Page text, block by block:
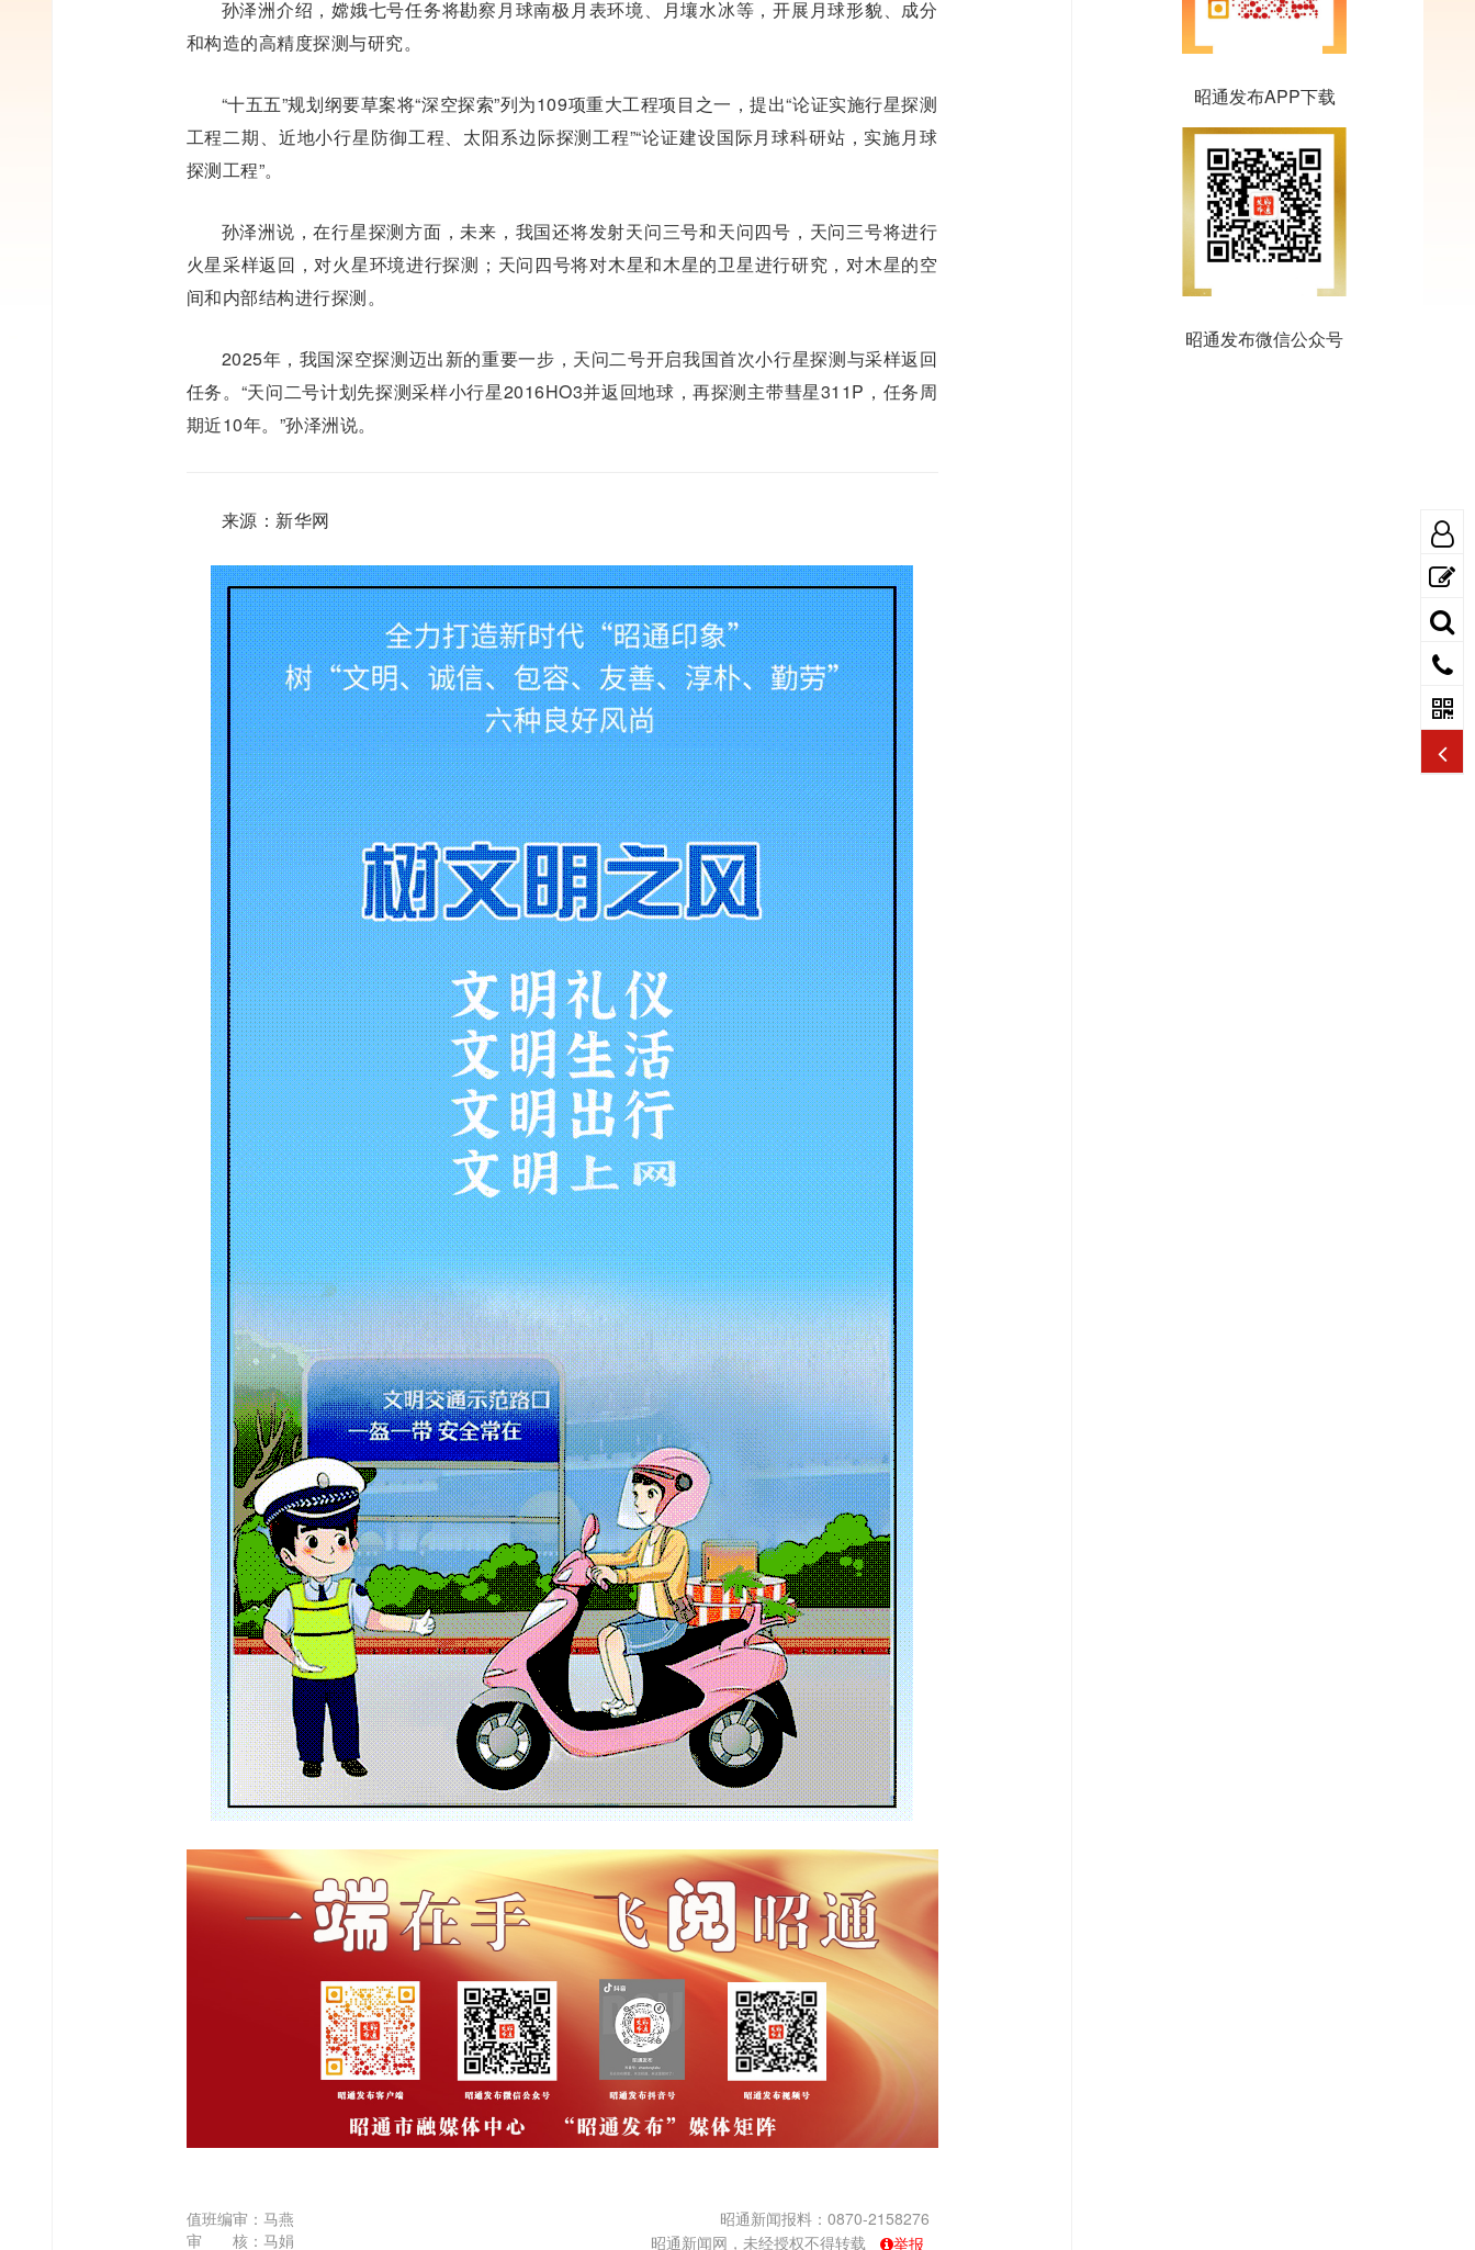
孙泽洲介绍，嫦娥七号任务将勘察月球南极月表环境、月壤水冰等，开展月球形貌、成分
和构造的高精度探测与研究。
“十五五”规划纲要草案将“深空探索”列为109项重大工程项目之一，提出“论证实施行星探测
工程二期、近地小行星防御工程、太阳系边际探测工程”“论证建设国际月球科研站，实施月球
探测工程”。
孙泽洲说，在行星探测方面，未来，我国还将发射天问三号和天问四号，天问三号将进行
火星采样返回，对火星环境进行探测；天问四号将对木星和木星的卫星进行研究，对木星的空
间和内部结构进行探测。
2025年，我国深空探测迈出新的重要一步，天问二号开启我国首次小行星探测与采样返回
任务。“天问二号计划先探测采样小行星2016HO3并返回地球，再探测主带彗星311P，任务周
期近10年。”孙泽洲说。
来源：新华网
昭通新闻报料：0870-2158276
昭通新闻网，未经授权不得转载
举报
值班编审：马燕
审 核：马娟
昭通发布APP下载
昭通发布微信公众号